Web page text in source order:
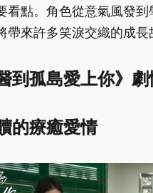
看點。角色從意氣風發到
帶來許多笑淚交織的成長
到孤島愛上你》
的療癒愛情